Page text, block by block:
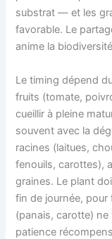
substrat — et les
favorable. Le
anime la
Le timing dépend
fruits (tomate,
cueillir à pleine
souvent avec la
racines (laitues,
fenouils, carottes),
graines. Le plant
fin de journée, pour
(panais, carotte) ne
patience